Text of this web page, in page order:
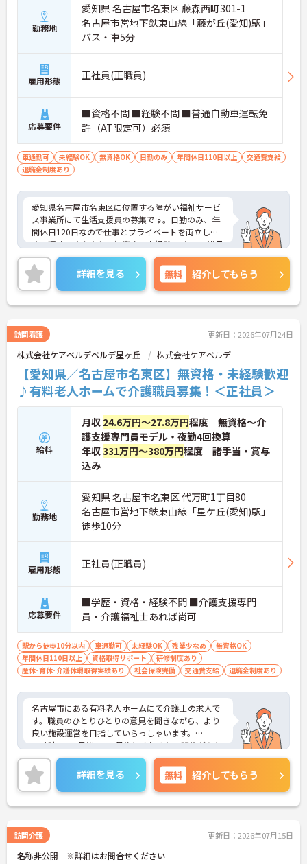
男性の育休取得実績も豊富なため、ライフステージ
が変化しても安心です。
・有給取得促進手当の支給や、5連休以上の長期休
暇を取得できる仕組みがあり、しっかりと心身をリ
フレッシュできます。
・中途入社比率が6割を超えており、風通しが良
く、新しい方もこれまでの経験を活かしてすぐに馴
染める温かい社風です。
勤務地
愛知県 名古屋市名東区 藤森西町301-1
名古屋市営地下鉄東山線「藤が丘(愛知)駅」
バス・車5分
雇用形態 正社員(正職員)
応募要件
■資格不問 ■経験不問 ■普通自動車運転免
許（AT限定可）必須
車通勤可 未経験OK 無資格OK 日勤のみ 年間休日110日以上
交通費支給
退職金制度あり
愛知県名古屋市名東区に位置する障がい福祉サービ
ス事業所にて生活支援員の募集です。日勤のみ、年
間休日120日なので仕事とプライベートを両立しや
すい環境です♪また、無資格、未経験OKなので業界
未経験の方も安心してスタートできます！ご興味の
ある方はご面接のポイントお伝えしますのでご気軽
にお問い合わせください。
詳細を見る 無料 紹介してもらう
訪問看護 更新日：2026年07月24日
株式会社ケアベルデベルデ星ヶ丘 株式会社ケアベルデ
【愛知県／名古屋市名東区】無資格・未経験歓迎
♪有料老人ホームで介護職員募集！＜正社員＞
給料
月収 24.6万円～27.8万円程度 無資格～介
護支援専門員モデル・夜勤4回換算
年収331万円～380万円程度 諸手当・賞与
込み
勤務地
愛知県 名古屋市名東区 代万町1丁目80
名古屋市営地下鉄東山線「星ケ丘(愛知)駅」
徒歩10分
雇用形態 正社員(正職員)
応募要件
■学歴・資格・経験不問 ■介護支援専門
員・介護福祉士あれば尚可
駅から徒歩10分以内 車通勤可 未経験OK 残業少なめ
無資格OK
年間休日110日以上
資格取得サポート
研修制度あり
産休･育休･介護休暇取得実績あり
社会保険完備 交通費支給 退職金制度あり
名古屋市にある有料老人ホームにて介護士の求人で
す。職員のひとりひとりの意見を聞きながら、より
良い施設運営を目指していらっしゃいます。
入社時、1ヶ月後、3ヶ月後とそれぞれで研修があり
ますので、介護が未経験・経験が浅くて不安という
方でも安心してください。
また、残業は少なめであったり、7日連休の取得も
可能であったりとプライベートとの両立をされたい
方にもおすすめの求人です。
ントをお伝えしますのでお気軽にお問い合わせくだ
さい。
詳細を見る 無料 紹介してもらう
訪問介護 更新日：2026年07月15日
名称非公開 ※詳細はお問合せください